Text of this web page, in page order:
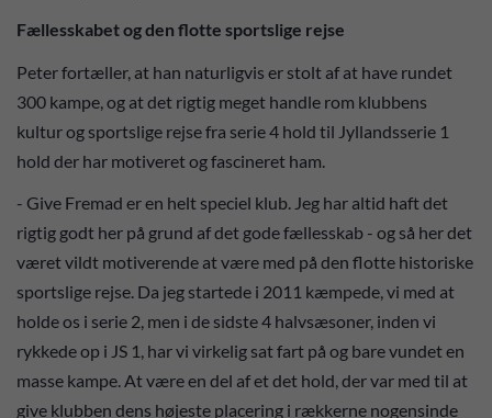
Fællesskabet og den flotte sportslige rejse
Peter fortæller, at han naturligvis er stolt af at have rundet
300 kampe, og at det rigtig meget handle rom klubbens
kultur og sportslige rejse fra serie 4 hold til Jyllandsserie 1
hold der har motiveret og fascineret ham.
- Give Fremad er en helt speciel klub. Jeg har altid haft det
rigtig godt her på grund af det gode fællesskab - og så her det
været vildt motiverende at være med på den flotte historiske
sportslige rejse. Da jeg startede i 2011 kæmpede, vi med at
holde os i serie 2, men i de sidste 4 halvsæsoner, inden vi
rykkede op i JS 1, har vi virkelig sat fart på og bare vundet en
masse kampe. At være en del af et det hold, der var med til at
give klubben dens højeste placering i rækkerne nogensinde